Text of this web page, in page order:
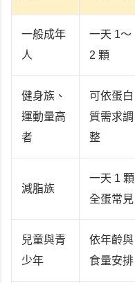
一般成年
人
一天 1～
2 顆
健身族、
運動量高
者
可依蛋白
質需求調
整
減脂族
一天 1 顆
全蛋常見
兒童與青
少年
依年齡與
食量安排